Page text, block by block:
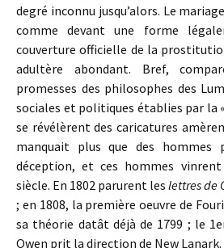
degré inconnu jusqu’alors. Le
comme devant une forme
couverture officielle de la
adultère abondant. Bref,
promesses des philosophes des
sociales et politiques établies par la
se révélèrent des caricatures
manquait plus que des hommes
déception, et ces hommes
siècle. En 1802 parurent les lettres de
; en 1808, la première oeuvre de
sa théorie datât déjà de 1799 ; le
Owen prit la direction de New Lanark.